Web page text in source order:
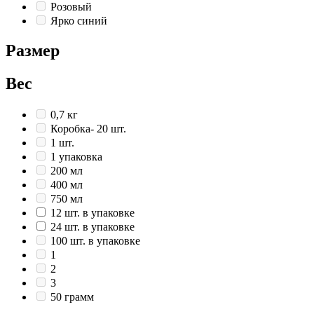
Розовый
Ярко синий
Размер
Вес
0,7 кг
Коробка- 20 шт.
1 шт.
1 упаковка
200 мл
400 мл
750 мл
12 шт. в упаковке
24 шт. в упаковке
100 шт. в упаковке
1
2
3
50 грамм